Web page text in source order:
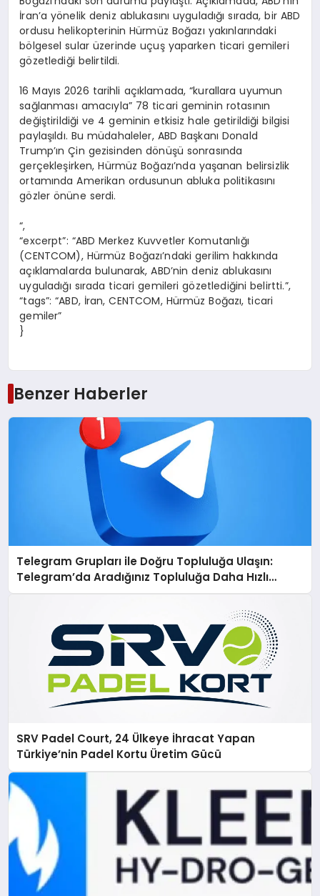
İran’a yönelik deniz ablukasını uyguladığı sırada, bir ABD
ordusu helikopterinin Hürmüz Boğazı yakınlarındaki
bölgesel sular üzerinde uçuş yaparken ticari gemileri
gözetlediği belirtildi.
16 Mayıs 2026 tarihli açıklamada, “kurallara uyumun
sağlanması amacıyla” 78 ticari geminin rotasının
değiştirildiği ve 4 geminin etkisiz hale getirildiği bilgisi
paylaşıldı. Bu müdahaleler, ABD Başkanı Donald
Trump’ın Çin gezisinden dönüşü sonrasında
gerçekleşirken, Hürmüz Boğazı’nda yaşanan belirsizlik
ortamında Amerikan ordusunun abluka politikasını
gözler önüne serdi.
“,
“excerpt”: “ABD Merkez Kuvvetler Komutanlığı
(CENTCOM), Hürmüz Boğazı’ndaki gerilim hakkında
açıklamalarda bulunarak, ABD’nin deniz ablukasını
uyguladığı sırada ticari gemileri gözetlediğini belirtti.”,
“tags”: “ABD, İran, CENTCOM, Hürmüz Boğazı, ticari
gemiler”
}
Benzer Haberler
Telegram Grupları ile Doğru Topluluğa Ulaşın:
Telegram’da Aradığınız Topluluğa Daha Hızlı
Ulaşın
SRV Padel Court, 24 Ülkeye İhracat Yapan
Türkiye’nin Padel Kortu Üretim Gücü